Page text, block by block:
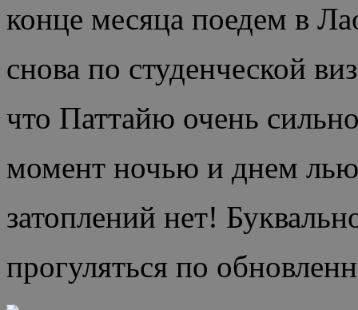
конце месяца поедем в
снова по студенческой
что Паттайю очень
момент ночью и днем
затоплений нет!
прогуляться по